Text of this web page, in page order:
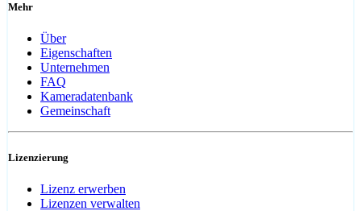
Mehr
Über
Eigenschaften
Unternehmen
FAQ
Kameradatenbank
Gemeinschaft
Lizenzierung
Lizenz erwerben
Lizenzen verwalten